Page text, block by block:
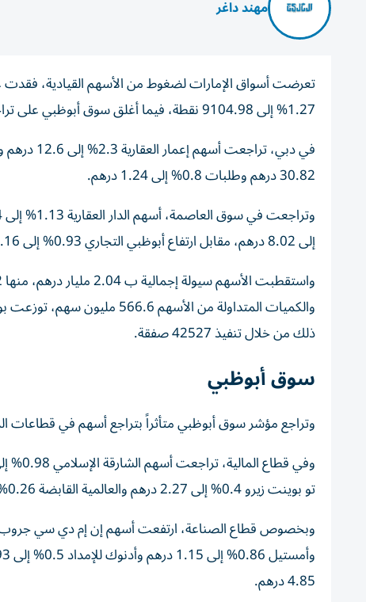
مهند داغر
تعرضت أسواق الإمارات لضغوط من الأسهم القيادية،
1.27% إلى 9104.98 نقطة، فيما أغلق سوق أبوظبي على تراجع طفيف بنسبة 0.1% عند 10024.7 نقطة.
30.82 درهم وطلبات 0.8% إلى 1.24 درهم.
إلى 8.02 درهم، مقابل ارتفاع أبوظبي التجاري 0.93% إلى 15.16 درهم.
ذلك من خلال تنفيذ 42527 صفقة.
سوق أبوظبي
وتراجع مؤشر سوق أبوظبي متأثراً بتراجع أسهم في قطاعات
تو بوينت زيرو 0.4% إلى 2.27 درهم والعالمية القابضة 0.26% إلى 386 درهم.
4.85 درهم.